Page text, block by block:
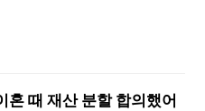
혼 때 재산 분할 합의했어